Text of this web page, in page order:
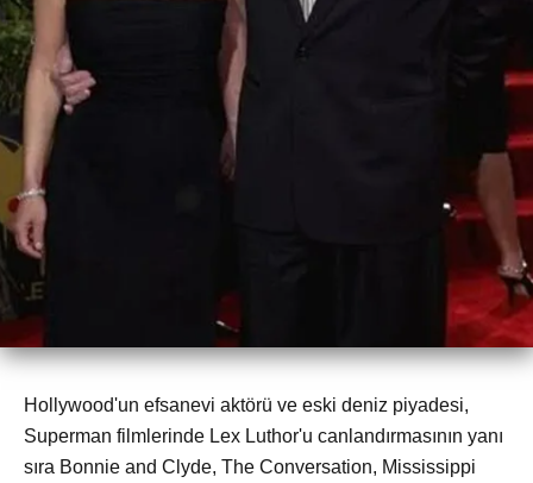
Hollywood'un efsanevi aktörü ve eski deniz piyadesi,
Superman filmlerinde Lex Luthor'u canlandırmasının yanı
sıra Bonnie and Clyde, The Conversation, Mississippi